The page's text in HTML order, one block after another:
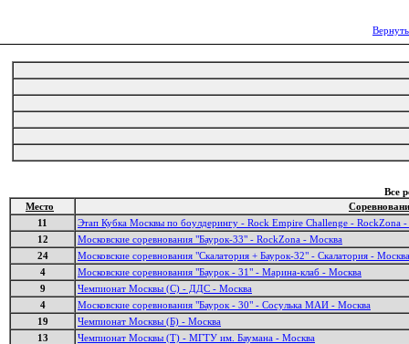
Все
Место
11
Этап Кубка Москвы по боулдерингу - Rock Empire Challenge - RockZona
12
Московские соревнования "Баурок-33" - RockZona - Москва
24
Московские соревнования "Скалатория + Баурок-32" - Скалатория - Москва
4
Московские соревнования "Баурок - 31" - Марина-клаб - Москва
9
Чемпионат Москвы (С) - ДДС - Москва
4
Московские соревнования "Баурок - 30" - Сосулька МАИ - Москва
19
Чемпионат Москвы (Б) - Москва
13
Чемпионат Москвы (Т) - МГТУ им. Баумана - Москва